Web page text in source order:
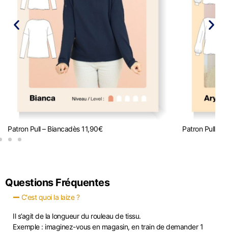
Patron Pull – Biancadès11,90€ Patron Pull –
Questions Fréquentes
C'est quoi la laize ?
Il s’agit de la longueur du rouleau de tissu.
Exemple : imaginez-vous en magasin, en train de demander 1